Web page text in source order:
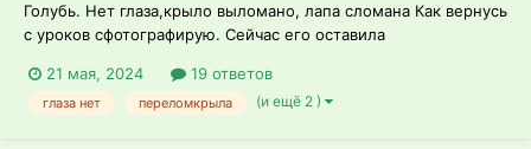
Голубь. Нет глаза,крыло выломано, лапа сломана Как вернусь
с уроков сфотографирую. Сейчас его оставила
опасно, очень много кошек @маленький принц Возможно как
раз таки кошки его и подрали. Пытался убегать Глаз слепой...
21 мая, 2024 19 ответов
глаза нет переломкрыла (и ещё 2 )